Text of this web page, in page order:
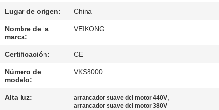
SOLICITAR
UNA
COTIZACIÓN
Lugar de origen: China
Nombre de la
marca:
VEIKONG
Certificación: CE
Número de
modelo:
VKS8000
Alta luz: arrancador suave del motor 440V,
arrancador suave del motor 380V